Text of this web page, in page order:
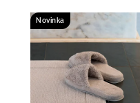
Novinka